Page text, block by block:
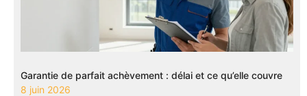
Garantie de parfait achèvement : délai et ce qu’elle couvre
8 juin 2026